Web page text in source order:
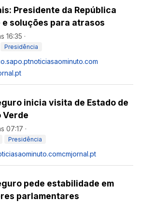
Presidente da República
soluções para atrasos
16:35 ·
Presidência
noticiasaominuto.com
inicia visita de Estado de
Verde
07:17 ·
Presidência
cmjornal.pt
pede estabilidade em
parlamentares